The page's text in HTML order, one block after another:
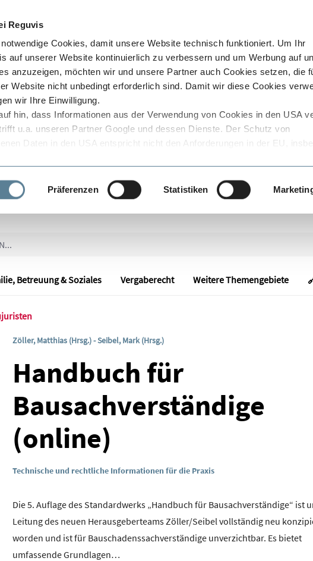
Reguvis
Cookies, damit unsere Website technisch funktioniert. Um Ihr
auf unserer Website kontinuierlich zu verbessern und um Werbung auf
anzuzeigen, möchten wir und unsere Partner auch Cookies setzen, die
Website nicht unbedingt erforderlich sind. Damit wir diese Cookies
wir Ihre Einwilligung.
hin, dass Informationen aus der Verwendung von Cookies in den USA
u.a. unseren Partner Google und dessen Dienste. Der Schutz von
Daten in den USA entspricht nicht den Anforderungen in der EU,
ohne dass der Datenübermittler oder der Empfänger dies wirksam
welche Daten in den USA verarbeitet werden, den von uns
Hinweise zu Cookies und zum Datenschutz finden Sie in unserer
und zwar über den Link zu den Cookie-Einstellungen.
von Cookies und der Verarbeitung in den USA (Art. 49 Abs. 1
Cookie-Einstellungen in der Datenschutzinformation aufrufen und dort im
Präferenzen Statistiken
Betreuung & Soziales Vergaberecht Weitere Themengebiete
Zöller, Matthias (Hrsg.) - Seibel, Mark (Hrsg.)
Handbuch für
Bausachverständige
(online)
Technische und rechtliche Informationen für die Praxis
Die 5. Auflage des Standardwerks „Handbuch für Bausachverständige“ ist
Leitung des neuen Herausgeberteams Zöller/Seibel vollständig neu
worden und ist für Bauschadenssachverständige unverzichtbar. Es bietet
umfassende Grundlagen…